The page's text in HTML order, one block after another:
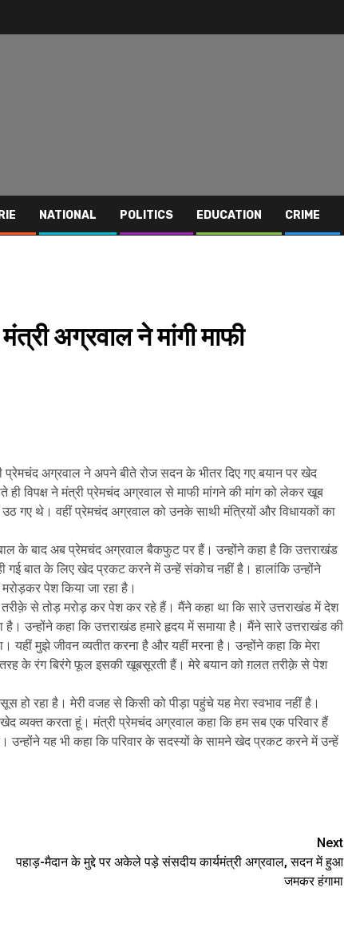
NATIONAL POLITICS EDUCATION CRIME
अग्रवाल ने मांगी माफी
अग्रवाल ने अपने बीते रोज सदन के भीतर दिए गए बयान पर खेद
विपक्ष ने मंत्री प्रेमचंद अग्रवाल से माफी मांगने की मांग को लेकर खूब
गए थे। वहीं प्रेमचंद अग्रवाल को उनके साथी मंत्रियों और विधायकों का
के बाद अब प्रेमचंद अग्रवाल बैकफुट पर हैं। उन्होंने कहा है कि उत्तराखंड
गई बात के लिए खेद प्रकट करने में उन्हें संकोच नहीं है। हालांकि उन्होंने
पेश किया जा रहा है।
से तोड़ मरोड़ कर पेश कर रहे हैं। मैंने कहा था कि सारे उत्तराखंड में देश
उन्होंने कहा कि उत्तराखंड हमारे हृदय में समाया है। मैंने सारे उत्तराखंड की
यहीं मुझे जीवन व्यतीत करना है और यहीं मरना है। उन्होंने कहा कि मेरा
के रंग बिरंगे फूल इसकी खूबसूरती हैं। मेरे बयान को ग़लत तरीक़े से पेश
हो रहा है। मेरी वजह से किसी को पीड़ा पहुंचे यह मेरा स्वभाव नहीं है।
व्यक्त करता हूं। मंत्री प्रेमचंद अग्रवाल कहा कि हम सब एक परिवार हैं
उन्होंने यह भी कहा कि परिवार के सदस्यों के सामने खेद प्रकट करने में उन्हें
Next
पहाड़-मैदान के मुद्दे पर अकेले पड़े संसदीय कार्यमंत्री अग्रवाल, सदन में हुआ
जमकर हंगामा